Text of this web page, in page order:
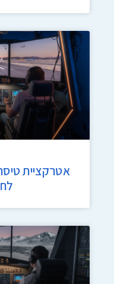
אטרקציית